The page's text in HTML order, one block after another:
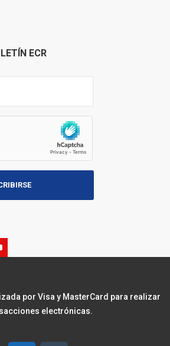
ECR
por Visa y MasterCard para realizar
electrónicas.